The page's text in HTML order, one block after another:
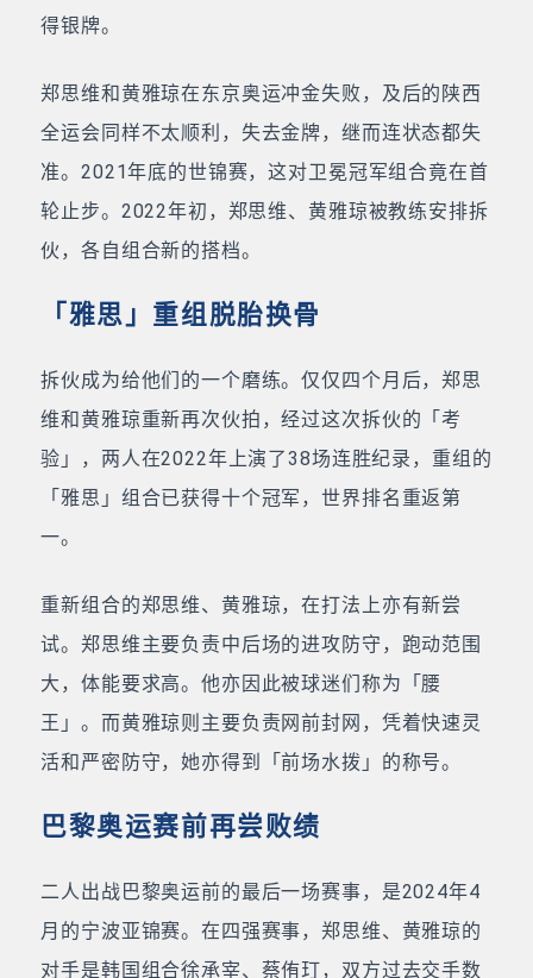
得银牌。
郑思维和黄雅琼在东京奥运冲金失败，及后的陕西
全运会同样不太顺利，失去金牌，继而连状态都失
准。2021年底的世锦赛，这对卫冕冠军组合竟在首
轮止步。2022年初，郑思维、黄雅琼被教练安排拆
伙，各自组合新的搭档。
「雅思」重组脱胎换骨
拆伙成为给他们的一个磨练。仅仅四个月后，郑思
维和黄雅琼重新再次伙拍，经过这次拆伙的「考
验」，两人在2022年上演了38场连胜纪录，重组的
「雅思」组合已获得十个冠军，世界排名重返第
一。
重新组合的郑思维、黄雅琼，在打法上亦有新尝
试。郑思维主要负责中后场的进攻防守，跑动范围
大，体能要求高。他亦因此被球迷们称为「腰
王」。而黄雅琼则主要负责网前封网，凭着快速灵
活和严密防守，她亦得到「前场水拨」的称号。
巴黎奥运赛前再尝败绩
二人出战巴黎奥运前的最后一场赛事，是2024年4
月的宁波亚锦赛。在四强赛事，郑思维、黄雅琼的
对手是韩国组合徐承宰、蔡侑玎，双方过去交手数